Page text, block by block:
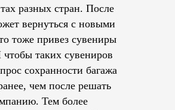
разных стран. После
вернуться с новыми
тоже привез сувениры
таких сувениров
сохранности багажа
чем после решать
Тем более